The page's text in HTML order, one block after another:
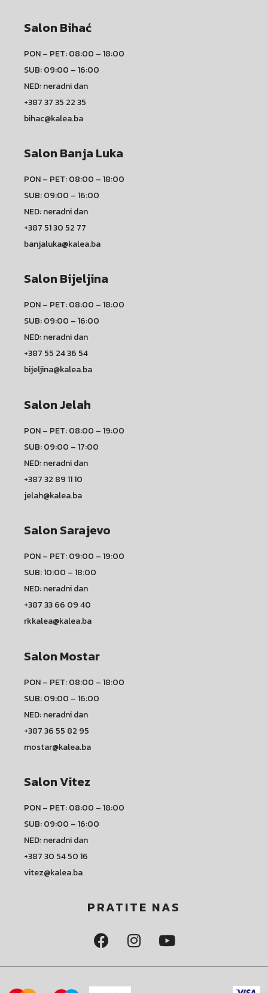
Salon Bihać
PON – PET: 08:00 – 18:00
SUB: 09:00 – 16:00
NED: neradni dan
+387 37 35 22 35
bihac@kalea.ba
Salon Banja Luka
PON – PET: 08:00 – 18:00
SUB: 09:00 – 16:00
NED: neradni dan
+387 51 30 52 77
banjaluka@kalea.ba
Salon Bijeljina
PON – PET: 08:00 – 18:00
SUB: 09:00 – 16:00
NED: neradni dan
+387 55 24 36 54
bijeljina@kalea.ba
Salon Jelah
PON – PET: 08:00 – 19:00
SUB: 09:00 – 17:00
NED: neradni dan
+387 32 89 11 10
jelah@kalea.ba
Salon Sarajevo
PON – PET: 09:00 – 19:00
SUB: 10:00 – 18:00
NED: neradni dan
+387 33 66 09 40
rkkalea@kalea.ba
Salon Mostar
PON – PET: 08:00 – 18:00
SUB: 09:00 – 16:00
NED: neradni dan
+387 36 55 82 95
mostar@kalea.ba
Salon Vitez
PON – PET: 08:00 – 18:00
SUB: 09:00 – 16:00
NED: neradni dan
+387 30 54 50 16
vitez@kalea.ba
PRATITE NAS